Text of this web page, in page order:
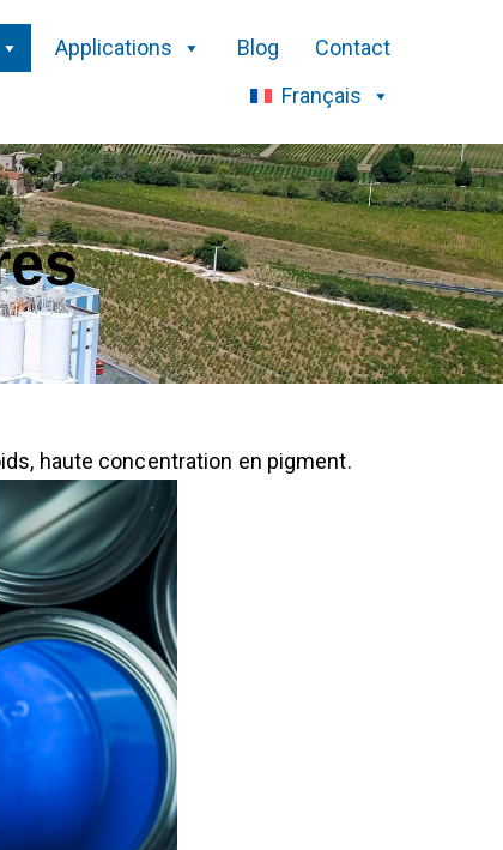
Applications Blog
Contact
Français
haute concentration en pigment.